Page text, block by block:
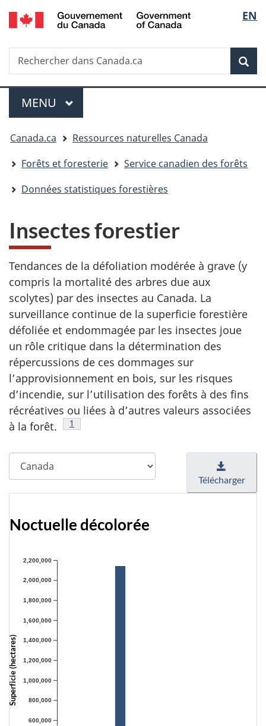
Passer
au
principal
Passer
à
version
simplifiée
de
la
EN
Recherche
Rechercher
dans
Menu
MENU PRINCIPAL
Vous
êtes
ici
Canada.ca
Ressources naturelles Canada
Forêts et foresterie
Service canadien des forêts
Données statistiques forestières
Insectes forestier
Tendances de la défoliation modérée à grave (y
compris la mortalité des arbres due aux
scolytes) par des insectes au Canada. La
surveillance continue de la superficie forestière
défoliée et endommagée par les insectes joue
un rôle critique dans la détermination des
répercussions de ces dommages sur
l’approvisionnement en bois, sur les risques
d’incendie, sur l’utilisation des forêts à des fins
récréatives ou liées à d’autres valeurs associées
à la forêt.
Footnote
1
Sélectionner
la
juridiction
Télécharger
Noctuelle décolorée
600,000
800,000
1,000,000
1,200,000
1,400,000
1,600,000
1,800,000
2,000,000
2,200,000
Superficie (hectares)